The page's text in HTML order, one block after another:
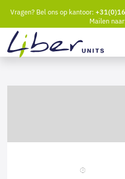
Vragen? Bel ons op kantoor:
Mailen